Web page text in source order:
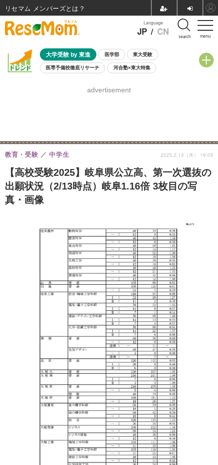
menu
Language
JP / CN search
大学受験 by 東進 医学部 東大受験
医専予備校徹底リサーチ 河合塾×東大特集
8月開催学校説明会・相談会
advertisement
【高校受験2025】岐阜県公立高、第一次選抜の
出願状況（2/13時点）岐阜1.16倍 3枚目の写
真・画像
教育・受験 中学生 2025.2.13（木） 19:09
リセマム メンバーズ